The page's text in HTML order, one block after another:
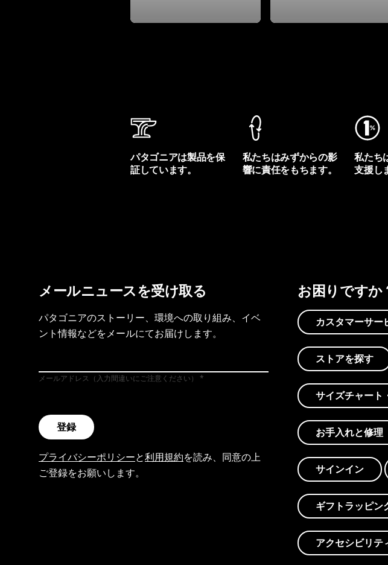
パタゴニアは製品を保
証しています。
私たちはみずからの影
響に責任をもちます。
私たち
支援し
メールニュースを受け取る
パタゴニアのストーリー、環境への取り組み、イベ
ント情報などをメールにてお届けします。
メールアドレス（入力間違いにご注意ください）
登録
プライバシーポリシーと利用規約を読み、同意の上
ご登録をお願いします。
お困りですか
カスタマーサー
ストアを探す
サイズチャート
お手入れと修理
サインイン
ギフトラッピン
アクセシビリテ